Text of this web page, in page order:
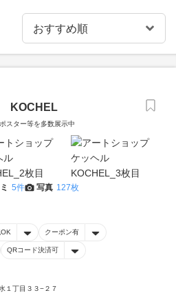
KOCHEL
スター等を多数展示中
5件 写真 127枚
クーポン有
QRコード決済可
１丁目３３−２７